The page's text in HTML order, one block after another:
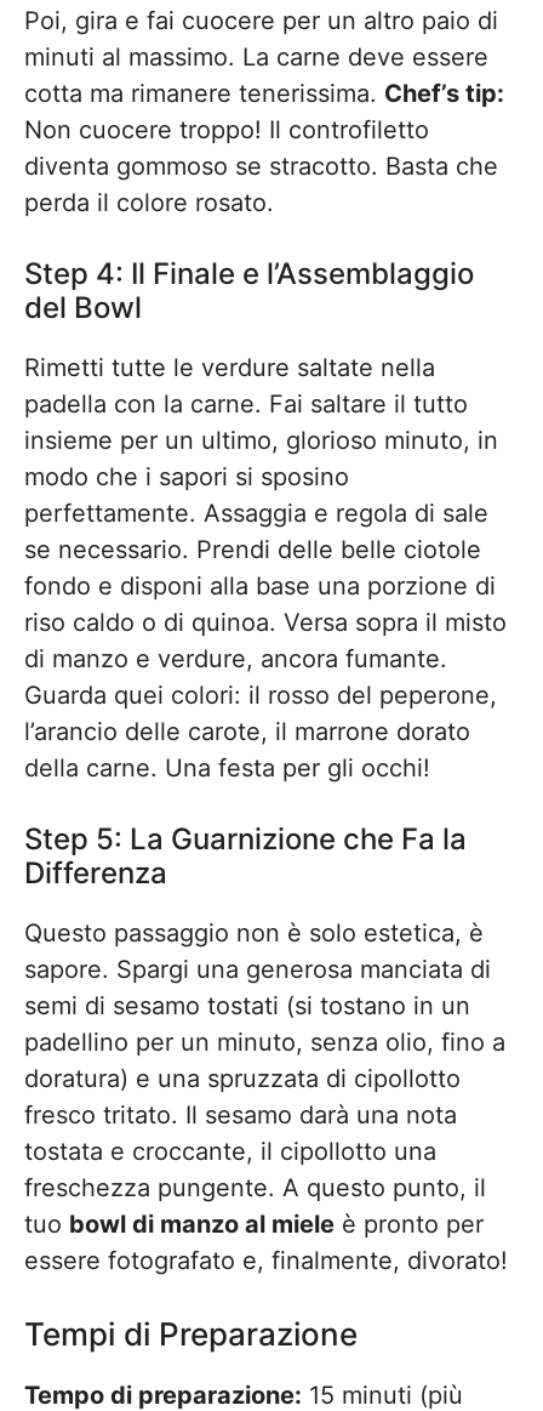
Poi, gira e fai cuocere per un altro paio di
minuti al massimo. La carne deve essere
cotta ma rimanere tenerissima. Chef’s tip:
Non cuocere troppo! Il controfiletto
diventa gommoso se stracotto. Basta che
perda il colore rosato.
Step 4: Il Finale e l’Assemblaggio
del Bowl
Rimetti tutte le verdure saltate nella
padella con la carne. Fai saltare il tutto
insieme per un ultimo, glorioso minuto, in
modo che i sapori si sposino
perfettamente. Assaggia e regola di sale
se necessario. Prendi delle belle ciotole
fondo e disponi alla base una porzione di
riso caldo o di quinoa. Versa sopra il misto
di manzo e verdure, ancora fumante.
Guarda quei colori: il rosso del peperone,
l’arancio delle carote, il marrone dorato
della carne. Una festa per gli occhi!
Step 5: La Guarnizione che Fa la
Differenza
Questo passaggio non è solo estetica, è
sapore. Spargi una generosa manciata di
semi di sesamo tostati (si tostano in un
padellino per un minuto, senza olio, fino a
doratura) e una spruzzata di cipollotto
fresco tritato. Il sesamo darà una nota
tostata e croccante, il cipollotto una
freschezza pungente. A questo punto, il
tuo bowl di manzo al miele è pronto per
essere fotografato e, finalmente, divorato!
Tempi di Preparazione
Tempo di preparazione: 15 minuti (più